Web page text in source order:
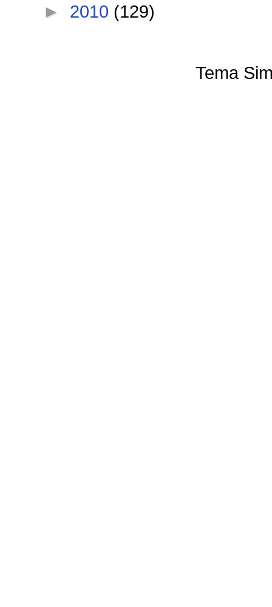
► 2010 (129)
Tema